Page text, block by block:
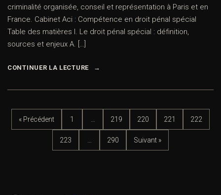
criminalité organisée, conseil et représentation à Paris et en
France. Cabinet Aci : Compétence en droit pénal spécial
Table des matières I. Le droit pénal spécial : définition,
sources et enjeux A. […]
CONTINUER LA LECTURE
« Précédent 1 219 220 221 222
223 290 Suivant »